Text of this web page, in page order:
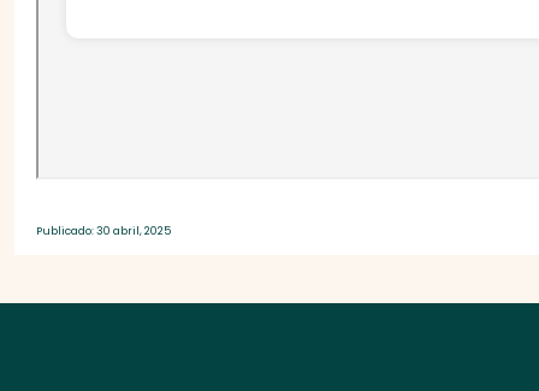
Publicado: 30 abril, 2025